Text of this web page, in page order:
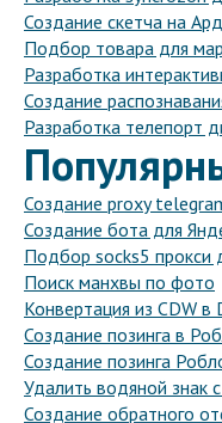
Создание скетча на
Подбор товара для
Разработка
Создание
Разработка телепорт
Создание proxy
Создание бота для
Подбор socks5 прокси
Поиск манхвы по фото
Конвертация из CDW в
Создание позинга в
Создание позинга
Удалить водяной знак
Создание обратного